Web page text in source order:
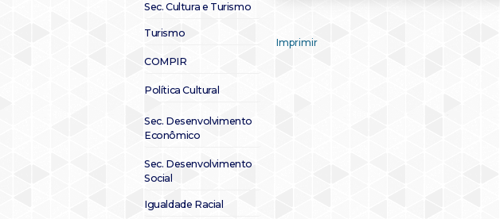
Sec. Cultura e Turismo
Turismo
COMPIR
Política Cultural
Sec. Desenvolvimento
Econômico
Sec. Desenvolvimento
Social
Igualdade Racial
Imprimir